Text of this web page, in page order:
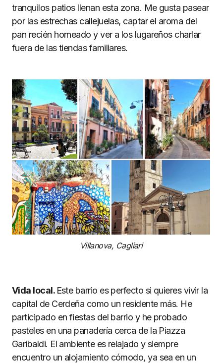
tranquilos patios llenan esta zona. Me gusta pasear
por las estrechas callejuelas, captar el aroma del
pan recién horneado y ver a los lugareños charlar
fuera de las tiendas familiares.
Villanova, Cagliari
Vida local. Este barrio es perfecto si quieres vivir la
capital de Cerdeña como un residente más. He
participado en fiestas del barrio y he probado
pasteles en una panadería cerca de la Piazza
Garibaldi. El ambiente es relajado y siempre
encuentro un alojamiento cómodo, ya sea en un